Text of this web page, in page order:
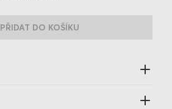
PŘIDAT DO KOŠÍKU